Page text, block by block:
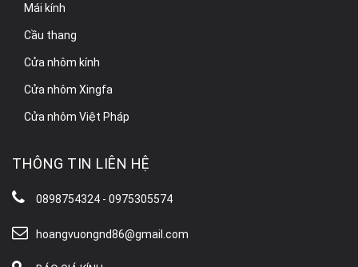
Mái kính
Cầu thang
Cửa nhôm kính
Cửa nhôm Xingfa
Cửa nhôm Việt Pháp
THÔNG TIN LIÊN HỆ
0898754324 - 0975305574
hoangvuongnd86@gmail.com